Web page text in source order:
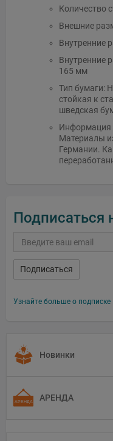
Количество
Внешние
Внутренние
Внутренние
165 мм
Тип бумаги:
стойкая к
шведская
Информация
Материалы
Германии.
Подписаться
Подписаться
Узнайте больше о подписке
Новинки
АРЕНДА